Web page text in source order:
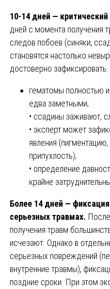
10-14 дней — критический
дней с момента получения
следов побоев (синяки,
становятся настолько
достоверно зафиксировать.
гематомы полностью
едва заметными;
• ссадины заживают,
• эксперт может
явления
припухлость);
• определение
крайне
Более 14 дней —
серьезных травмах.
получения травм
исчезают. Однако в
серьезных повреждений
внутренние травмы),
поздние сроки. При этом